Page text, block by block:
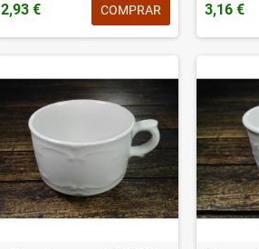
2,93 € COMPRAR 3,16 €